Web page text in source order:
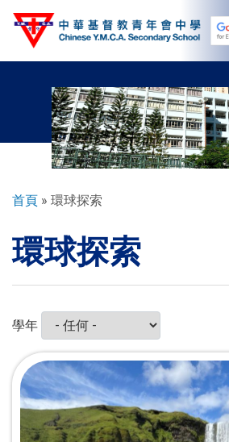
導
連
結
首頁 環球探索
環球探索
學年